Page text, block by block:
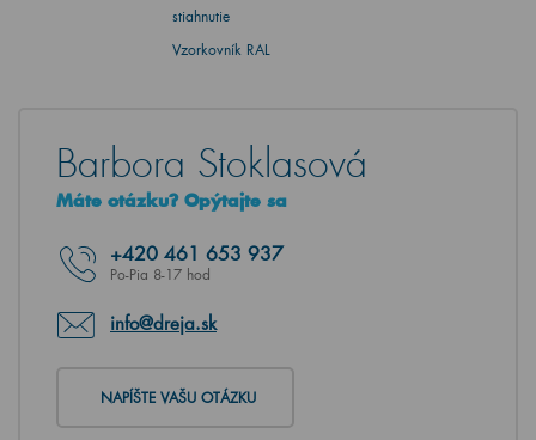
stiahnutie
Vzorkovník RAL
Barbora Stoklasová
Máte otázku? Opýtajte sa
+420 461 653 937
Po-Pia 8-17 hod
info@dreja.sk
NAPÍŠTE VAŠU OTÁZKU